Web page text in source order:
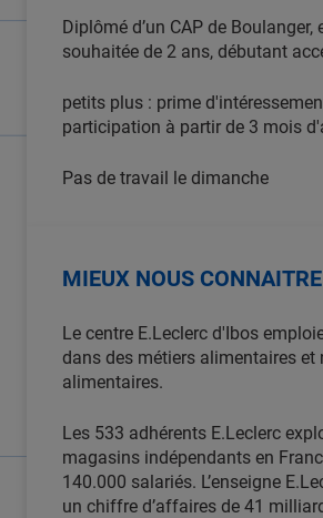
Diplômé d’un CAP de Boulanger,
souhaitée de 2 ans, débutant
petits plus : prime
participation à partir de 3 mois
Pas de travail le dimanche
MIEUX NOUS CONNAITRE
Le centre E.Leclerc d'Ibos
dans des métiers alimentaires et
alimentaires.
Les 533 adhérents E.Leclerc
magasins indépendants en
140.000 salariés. L’enseigne
un chiffre d’affaires de 41